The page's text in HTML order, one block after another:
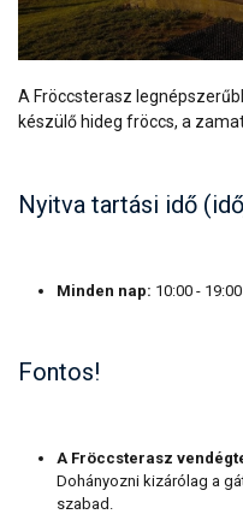
A Fröccsterasz
készülő hideg fröccs, a
Nyitva tartási idő
Minden nap: 10:00 - 19:00
Fontos!
A Fröccsterasz
Dohányozni kizárólag a
szabad.